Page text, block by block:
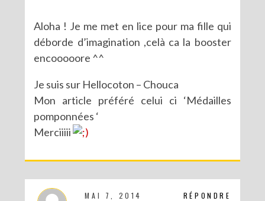
Aloha ! Je me met en lice pour ma fille qui
déborde d’imagination ,celà ca la booster
encooooore ^^
Je suis sur Hellocoton – Chouca
Mon article préféré celui ci ‘Médailles
pomponnées ‘
Merciiiii
RÉPONDRE
MAI 7, 2014